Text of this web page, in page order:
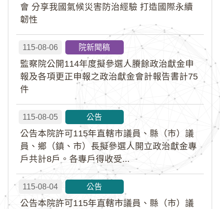
會 分享我國氣候災害防治經驗 打造國際永續
韌性
115-08-06 院新聞稿
監察院公開114年度擬參選人賸餘政治獻金申
報及各項更正申報之政治獻金會計報告書計75
件
115-08-05 公告
公告本院許可115年直轄市議員、縣（市）議
員、鄉（鎮、市）長擬參選人開立政治獻金專
戶共計8戶。各專戶得收受...
115-08-04 公告
公告本院許可115年直轄市議員、縣（市）議